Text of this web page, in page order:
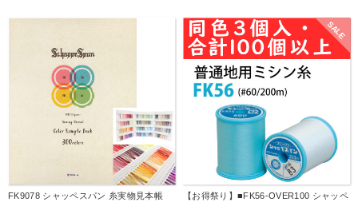
FK9078 シャッペスパン 糸実物見本帳
SALE
【お得祭り】■FK56-OVER100 シャッペ